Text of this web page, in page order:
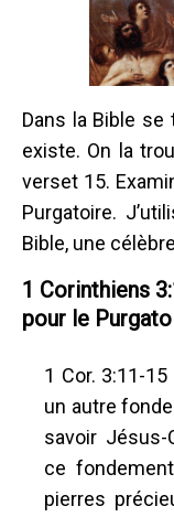
Dans la Bible se
existe. On la
verset 15.
Purgatoire.
Bible, une
1 Corinthiens
pour le
1 Cor. 3:11-
un autre
savoir
ce
pierres